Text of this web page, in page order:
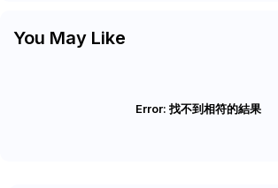
You May Like
Error: 找不到相符的結果